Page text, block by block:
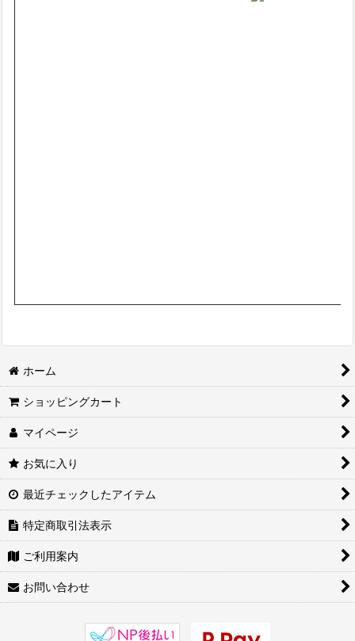
ホーム
ショッピングカート
マイページ
お気に入り
最近チェックしたアイテム
特定商取引法表示
ご利用案内
お問い合わせ